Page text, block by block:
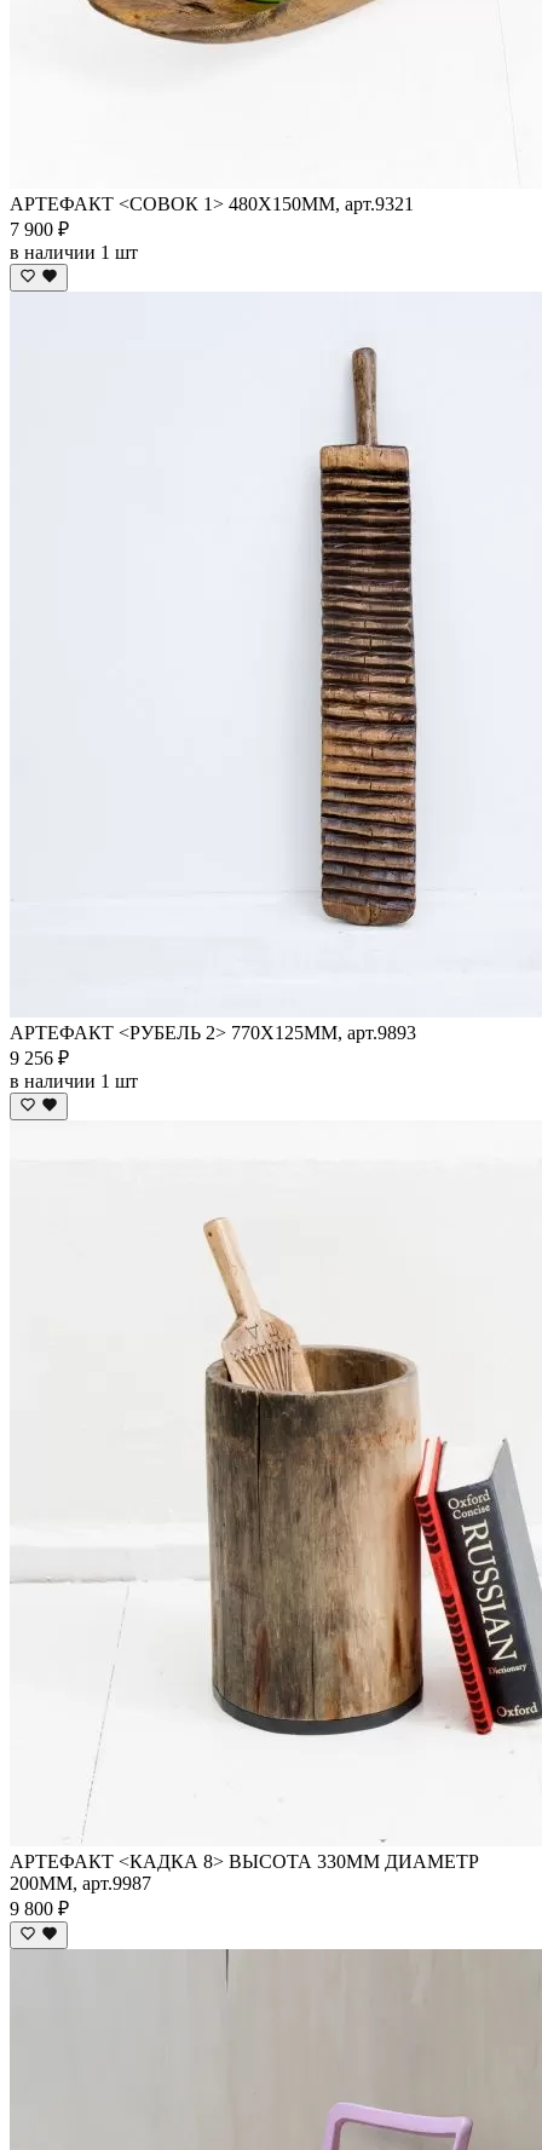
АРТЕФАКТ <СОВОК 1> 480Х150ММ, арт.9321
7 900 ₽
в наличии 1 шт
АРТЕФАКТ <РУБЕЛЬ 2> 770Х125ММ, арт.9893
9 256 ₽
в наличии 1 шт
АРТЕФАКТ <КАДКА 8> ВЫСОТА 330ММ ДИАМЕТР
200ММ, арт.9987
9 800 ₽